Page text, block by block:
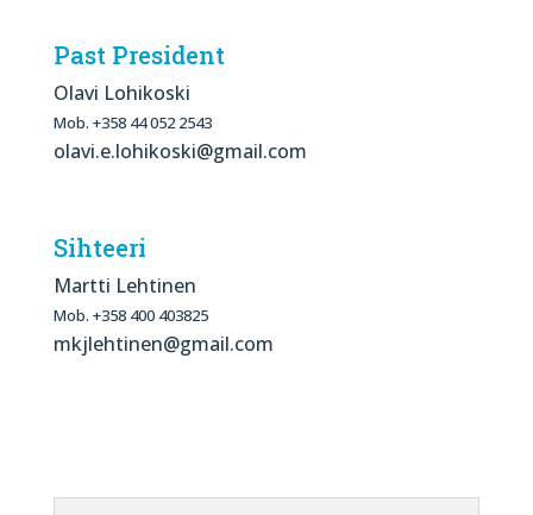
Past President
Olavi Lohikoski
Mob. +358 44 052 2543
olavi.e.lohikoski@gmail.com
Sihteeri
Martti Lehtinen
Mob. +358 400 403825
mkjlehtinen@gmail.com